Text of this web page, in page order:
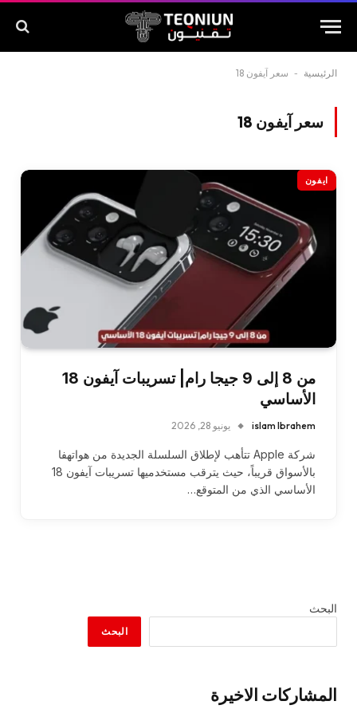
الرئيسية - سعر آيفون 18
سعر آيفون 18
ايفون
من 8 إلى 9 جيجا رام| تسريبات آيفون 18
الأساسي
islam Ibrahem يونيو 28, 2026
شركة Apple تتأهب لإطلاق السلسلة الجديدة من هواتهفا
بالأسواق قريباً، حيث يترقب مستخدميها تسريبات آيفون 18
الأساسي الذي من المتوقع…
البحث
البحث
المشاركات الاخيرة